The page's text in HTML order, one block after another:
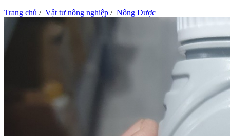
Trang chủ / Vật tư nông nghiệp / Nông Dược